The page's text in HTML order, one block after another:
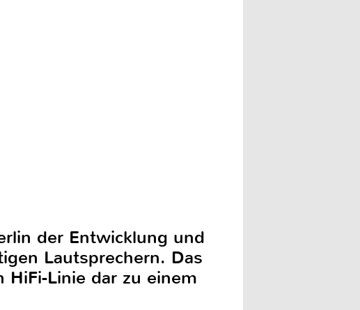
der Entwicklung und
Lautsprechern. Das
Linie dar zu einem